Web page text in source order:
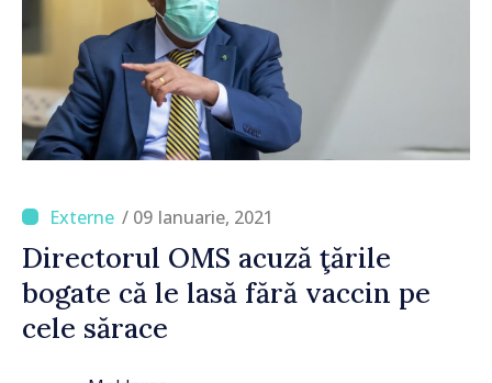
/ 09 Ianuarie, 2021
Directorul OMS acuză ţările
bogate că le lasă fără vaccin pe
cele sărace